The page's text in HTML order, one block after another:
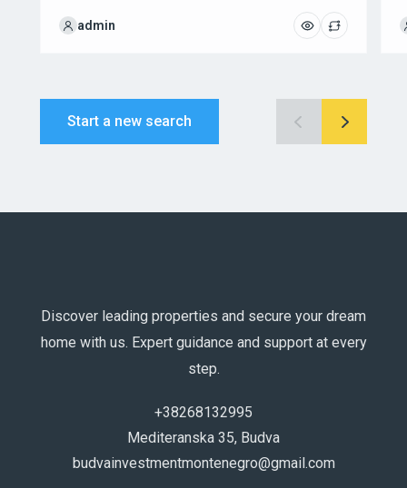
admin
Start a new search
Discover leading properties and secure your dream
home with us. Expert guidance and support at every
step.
+38268132995
Mediteranska 35, Budva
budvainvestmentmontenegro@gmail.com